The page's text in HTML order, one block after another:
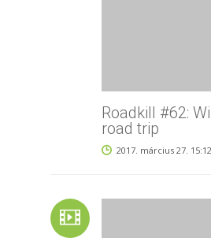
Roadkill #62:
road trip
2017. március 27. 15:12